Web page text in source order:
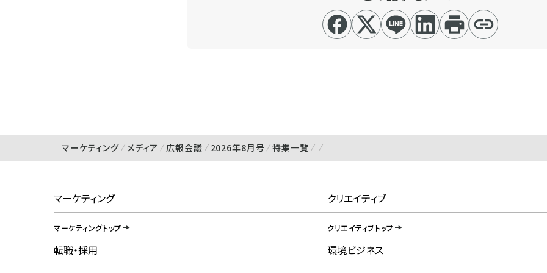
マーケティング メディア 広報会議 2026年8月号 特集一覧
マーケティング
マーケティングトップ
クリエイティブ
クリエイティブトップ
転職・採用 環境ビジネス